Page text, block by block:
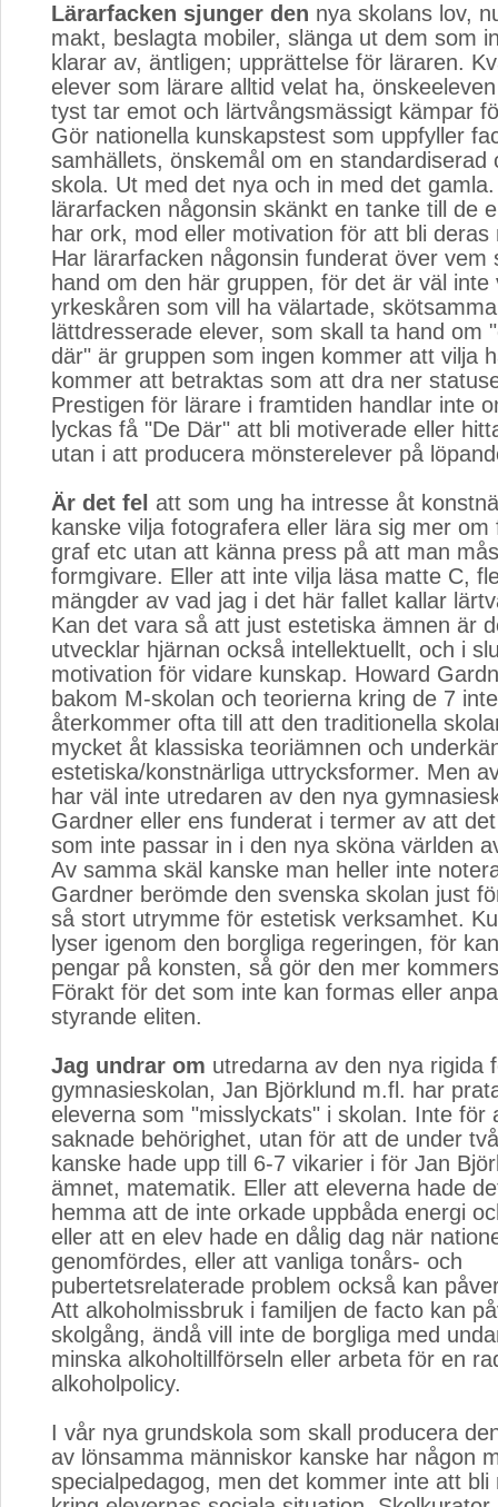
Lärarfacken sjunger den nya skolans lov,
makt, beslagta mobiler, slänga ut dem som
klarar av, äntligen; upprättelse för läraren.
elever som lärare alltid velat ha,
tyst tar emot och lärtvångsmässigt kämpar
Gör nationella kunskapstest som uppfyller
samhällets, önskemål om en standardiserad
skola. Ut med det nya och in med det
lärarfacken någonsin skänkt en tanke till de
har ork, mod eller motivation för att bli deras
Har lärarfacken någonsin funderat över vem
hand om den här gruppen, för det är väl inte
yrkeskåren som vill ha välartade,
lättdresserade elever, som skall ta hand om
där" är gruppen som ingen kommer att vilja
kommer att betraktas som att dra ner
Prestigen för lärare i framtiden handlar inte
lyckas få "De Där" att bli motiverade eller
utan i att producera mönsterelever på
Är det fel att som ung ha intresse åt
kanske vilja fotografera eller lära sig mer om
graf etc utan att känna press på att man
formgivare. Eller att inte vilja läsa matte C,
mängder av vad jag i det här fallet kallar
Kan det vara så att just estetiska ämnen är
utvecklar hjärnan också intellektuellt, och i
motivation för vidare kunskap. Howard
bakom M-skolan och teorierna kring de 7
återkommer ofta till att den traditionella
mycket åt klassiska teoriämnen och
estetiska/konstnärliga uttrycksformer. Men
har väl inte utredaren av den nya
Gardner eller ens funderat i termer av att
som inte passar in i den nya sköna världen
Av samma skäl kanske man heller inte
Gardner berömde den svenska skolan just
så stort utrymme för estetisk verksamhet.
lyser igenom den borgliga regeringen, för
pengar på konsten, så gör den mer
Förakt för det som inte kan formas eller
styrande eliten.
Jag undrar om utredarna av den nya rigida
gymnasieskolan, Jan Björklund m.fl. har
eleverna som "misslyckats" i skolan. Inte för
saknade behörighet, utan för att de under
kanske hade upp till 6-7 vikarier i för Jan
ämnet, matematik. Eller att eleverna hade
hemma att de inte orkade uppbåda energi
eller att en elev hade en dålig dag när
genomfördes, eller att vanliga tonårs- och
pubertetsrelaterade problem också kan
Att alkoholmissbruk i familjen de facto kan
skolgång, ändå vill inte de borgliga med
minska alkoholtillförseln eller arbeta för en
alkoholpolicy.
I vår nya grundskola som skall producera
av lönsamma människor kanske har någon
specialpedagog, men det kommer inte att bli